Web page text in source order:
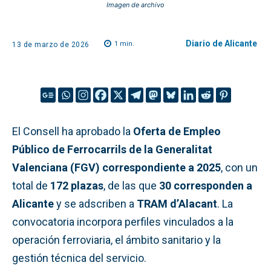
Imagen de archivo
13 de marzo de 2026 1 min. Diario de Alicante
El Consell ha aprobado la Oferta de Empleo
Público de Ferrocarrils de la Generalitat
Valenciana (FGV) correspondiente a 2025, con un
total de 172 plazas, de las que 30 corresponden a
Alicantey se adscriben a TRAM d’Alacant. La
convocatoria incorpora perfiles vinculados a la
operación ferroviaria, el ámbito sanitario y la
gestión técnica del servicio.